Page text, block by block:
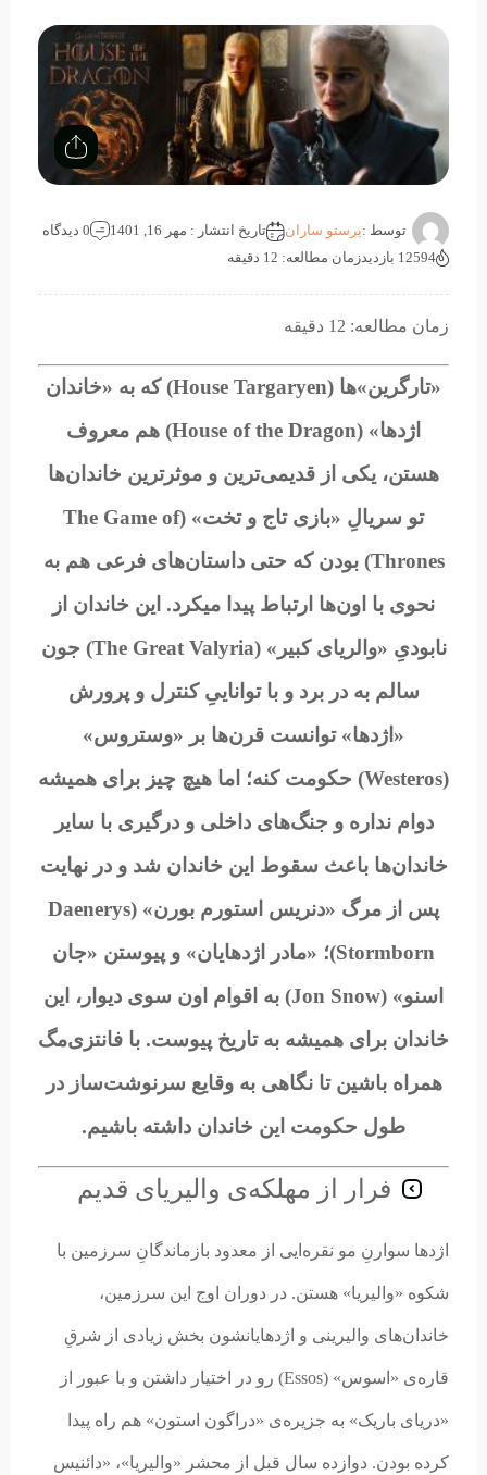
توسط :پرستو ساران تاریخ انتشار : مهر 16, 1401
0 دیدگاه
12594 بازدید
زمان مطالعه: 12 دقیقه
زمان مطالعه: 12 دقیقه
«تارگرین‌»ها (House Targaryen) که به «خاندان
اژدها» (House of the Dragon) هم معروف
هستن، یکی از قدیمی‌ترین و موثرترین خاندان‌ها
تو سریالِ «بازی تاج و تخت» (The Game of
Thrones) بودن که حتی داستان‌های فرعی هم به
نحوی با اون‌ها ارتباط پیدا میکرد. این خاندان از
نابودیِ «والریای کبیر» (The Great Valyria) جون
سالم به در برد و با تواناییِ کنترل و پرورش
«اژدها» توانست قرن‌ها بر «وستروس»
(Westeros) حکومت کنه؛ اما هیچ چیز برای همیشه
دوام نداره و جنگ‌های داخلی و درگیری‌ با سایر
خاندان‌ها باعث سقوط این خاندان شد و در نهایت
پس از مرگ «دنریس استورم بورن» (Daenerys
Stormborn)؛ «مادر اژدهایان» و پیوستن «جان
اسنو» (Jon Snow) به اقوام اون سوی دیوار، این
خاندان برای همیشه به تاریخ پیوست. با فانتزی‌مگ
همراه باشین تا نگاهی به وقایع سرنوشت‌ساز در
طول حکومت این خاندان داشته باشیم.
فرار از مهلکه‌ی والیریای قدیم
اژدها سوارنِ مو نقره‌ایی از معدود بازماندگانِ سرزمین با
شکوه «والیریا» هستن. در دوران اوج این سرزمین،
خاندان‌های والیرینی و اژدهایانشون بخش زیادی از شرقِ
قاره‌ی «اسوس» (Essos) رو در اختیار داشتن و با عبور از
«دریای باریک» به جزیره‌ی «دراگون استون» هم راه پیدا
کرده بودن. دوازده سال قبل از محشر «والیریا»، «دائنیس